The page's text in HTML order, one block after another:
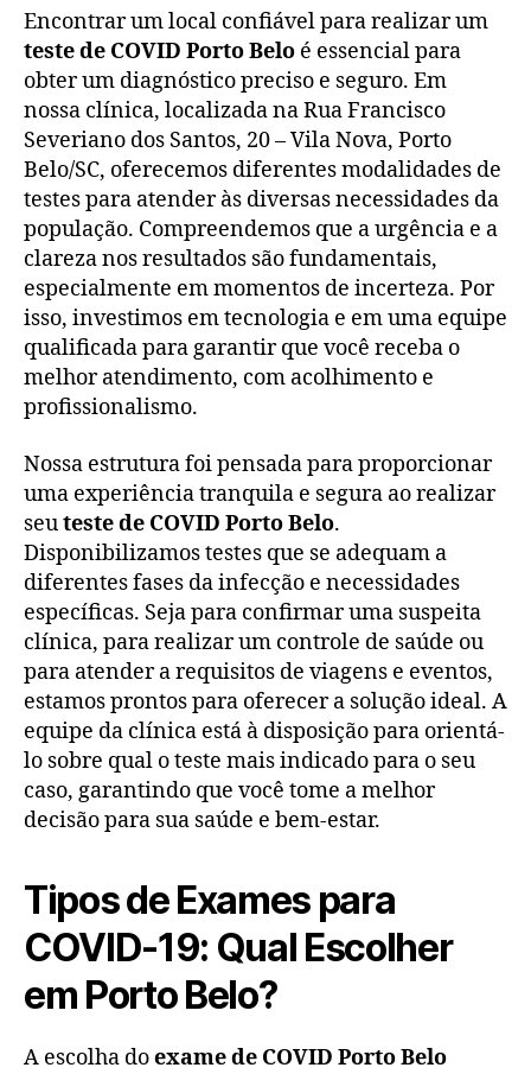
Encontrar um local confiável para realizar um
teste de COVID Porto Belo é essencial para
obter um diagnóstico preciso e seguro. Em
nossa clínica, localizada na Rua Francisco
Severiano dos Santos, 20 – Vila Nova, Porto
Belo/SC, oferecemos diferentes modalidades de
testes para atender às diversas necessidades da
população. Compreendemos que a urgência e a
clareza nos resultados são fundamentais,
especialmente em momentos de incerteza. Por
isso, investimos em tecnologia e em uma equipe
qualificada para garantir que você receba o
melhor atendimento, com acolhimento e
profissionalismo.
Nossa estrutura foi pensada para proporcionar
uma experiência tranquila e segura ao realizar
seuteste de COVID Porto Belo.
Disponibilizamos testes que se adequam a
diferentes fases da infecção e necessidades
específicas. Seja para confirmar uma suspeita
clínica, para realizar um controle de saúde ou
para atender a requisitos de viagens e eventos,
estamos prontos para oferecer a solução ideal. A
equipe da clínica está à disposição para orientá-
lo sobre qual o teste mais indicado para o seu
caso, garantindo que você tome a melhor
decisão para sua saúde e bem-estar.
Tipos de Exames para
COVID-19: Qual Escolher
em Porto Belo?
A escolha doexame de COVID Porto Belo